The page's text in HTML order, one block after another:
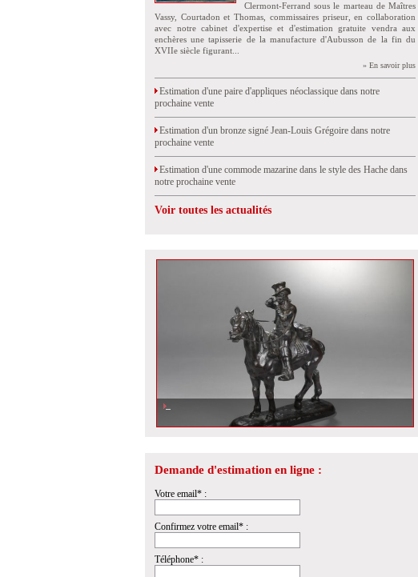
Clermont-Ferrand sous le marteau de Maîtres
Vassy, Courtadon et Thomas, commissaires priseur, en collaboration
avec notre cabinet d'expertise et d'estimation gratuite vendra aux
enchères une tapisserie de la manufacture d'Aubusson de la fin du
XVIIe siècle figurant...
» En savoir plus
Estimation d'une paire d'appliques néoclassique dans notre
prochaine vente
Estimation d'un bronze signé Jean-Louis Grégoire dans notre
prochaine vente
Estimation d'une commode mazarine dans le style des Hache dans
notre prochaine vente
Voir toutes les actualités
Demande d'estimation en ligne :
Votre email* :
Confirmez votre email* :
Téléphone* :